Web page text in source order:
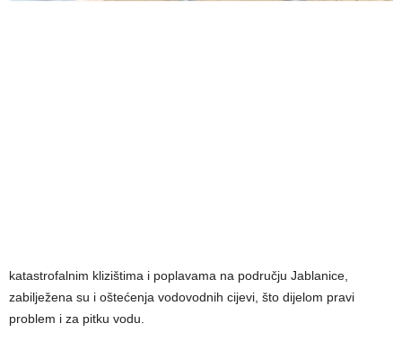
katastrofalnim klizištima i poplavama na području Jablanice,
zabilježena su i oštećenja vodovodnih cijevi, što dijelom pravi
problem i za pitku vodu.